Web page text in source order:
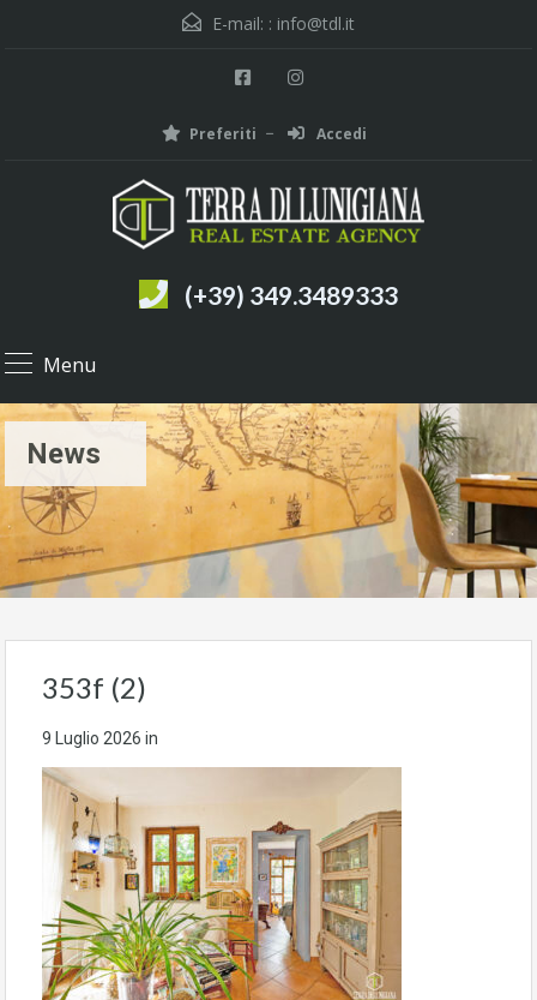
E-mail: : info@tdl.it
Preferiti Accedi
(+39) 349.3489333
Menu
News
353f (2)
9 Luglio 2026 in